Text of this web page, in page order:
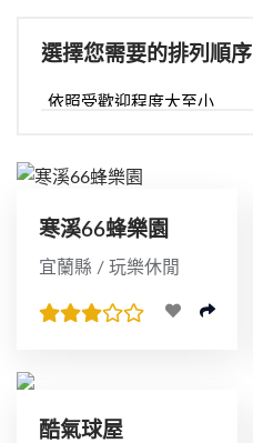
選擇您需要的排列順序
寒溪66蜂樂園
宜蘭縣 / 玩樂休閒
酷氣球屋